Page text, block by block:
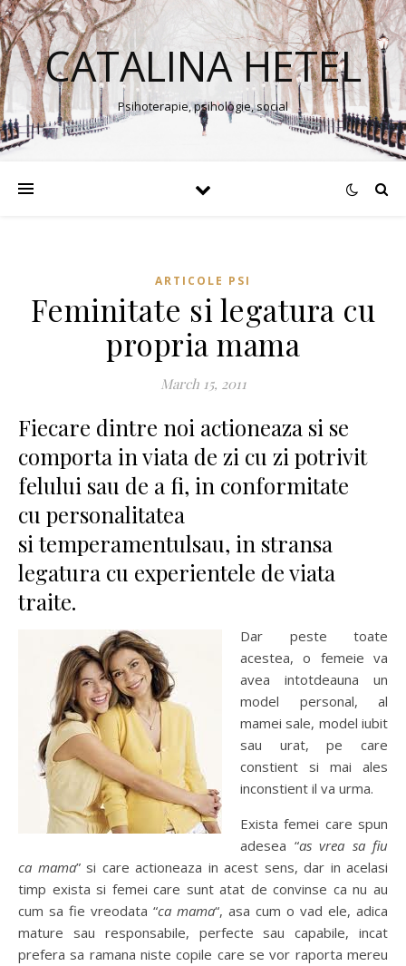
CATALINA HETEL
Psihoterapie, psihologie, social
ARTICOLE PSI
Feminitate si legatura cu
propria mama
March 15, 2011
Fiecare dintre noi actioneaza si se
comporta in viata de zi cu zi potrivit
felului sau de a fi, in conformitate
cu personalitatea
si temperamentulsau, in stransa
legatura cu experientele de viata
traite.
Dar peste toate
acestea, o femeie va
avea intotdeauna un
model personal, al
mamei sale, model iubit
sau urat, pe care
constient si mai ales
inconstient il va urma.
Exista femei care spun
adesea “as vrea sa fiu
ca mama” si care actioneaza in acest sens, dar in acelasi
timp exista si femei care sunt atat de convinse ca nu au
cum sa fie vreodata “ca mama“, asa cum o vad ele, adica
mature sau responsabile, perfecte sau capabile, incat
prefera sa ramana niste copile care se vor raporta mereu